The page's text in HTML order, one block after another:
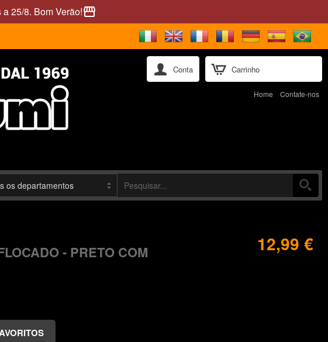
25/8. Bom Verão!storefront
Carrinho
Conta
Home Contate-nos
- PRETO COM
12,99 €